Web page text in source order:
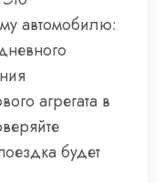
автомобилю:
агрегата в
будет